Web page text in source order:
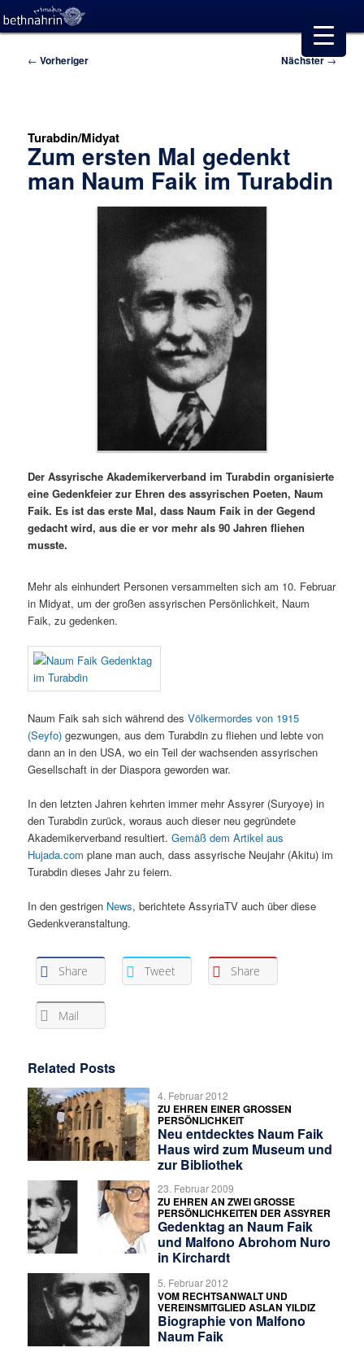
Beitragsnavigation
← Vorheriger Nächster→
Turabdin/Midyat
Zum ersten Mal gedenkt
man Naum Faik im Turabdin
Der Assyrische Akademikerverband im Turabdin organisierte
eine Gedenkfeier zur Ehren des assyrischen Poeten, Naum
Faik. Es ist das erste Mal, dass Naum Faik in der Gegend
gedacht wird, aus die er vor mehr als 90 Jahren fliehen
musste.
Mehr als einhundert Personen versammelten sich am 10. Februar
in Midyat, um der großen assyrischen Persönlichkeit, Naum
Faik, zu gedenken.
Naum Faik sah sich während desVölkermordes von 1915
(Seyfo) gezwungen, aus dem Turabdin zu fliehen und lebte von
dann an in den USA, wo ein Teil der wachsenden assyrischen
Gesellschaft in der Diaspora geworden war.
In den letzten Jahren kehrten immer mehr Assyrer (Suryoye) in
den Turabdin zurück, woraus auch dieser neu gegründete
Akademikerverband resultiert.Gemäß dem Artikel aus
Hujada.com plane man auch, dass assyrische Neujahr (Akitu) im
Turabdin dieses Jahr zu feiern.
In den gestrigen News, berichtete AssyriaTV auch über diese
Gedenkveranstaltung.
Share Tweet Share
Mail
Related Posts
4. Februar 2012
ZU EHREN EINER GROSSEN P
ERSÖNLICHKEIT
Neu entdecktes Naum Faik
Haus wird zum Museum und
zur Bibliothek
23. Februar 2009
ZU EHREN AN ZWEI GROSSE P
ERSÖNLICHKEITEN DER ASSYRER
Gedenktag an Naum Faik
und Malfono Abrohom Nuro
in Kirchardt
5. Februar 2012
VOM RECHTSANWALT UND
VEREINSMITGLIED ASLAN YILDIZ
Biographie von Malfono
Naum Faik